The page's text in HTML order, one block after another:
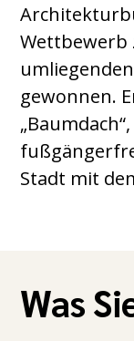
Wettbewerb
gewonnen.
Stadt mit
Was